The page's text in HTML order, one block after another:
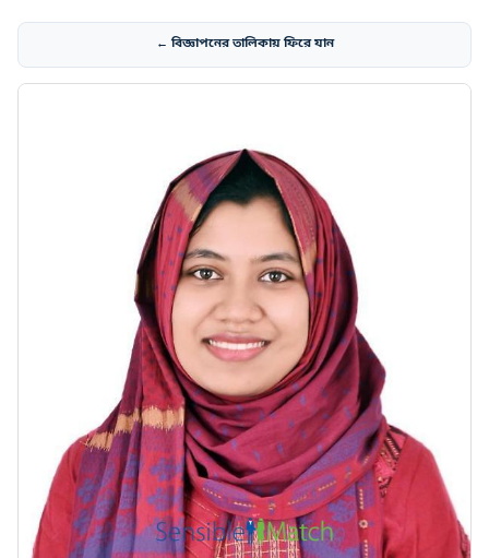
← বিজ্ঞাপনের তালিকায় ফিরে যান